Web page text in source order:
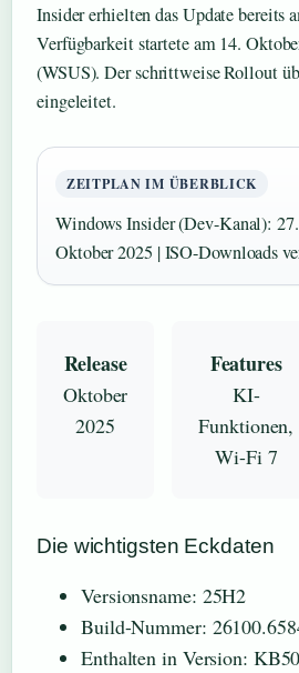
Insider erhielten das Update
Verfügbarkeit startete am 14.
(WSUS). Der schrittweise Rollout
eingeleitet.
ZEITPLAN IM ÜBERBLICK
Windows Insider (Dev-Kanal):
Oktober 2025 | ISO-Downloads
Release
Oktober
2025
Features
KI-
Funktionen,
Wi-Fi 7
Die wichtigsten Eckdaten
Versionsname: 25H2
Build-Nummer:
Enthalten in Version: